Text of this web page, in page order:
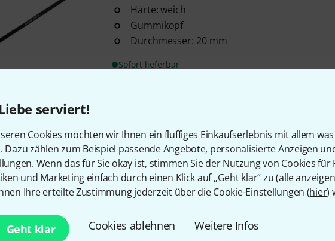
serviert!
Cookies möchten wir Ihnen ein fluffiges Einkaufserlebnis mit allem
Dazu zählen zum Beispiel passende Angebote, personalisierte Anzeigen
Wenn das für Sie okay ist, stimmen Sie der Nutzung von Cookies für
und Marketing einfach durch einen Klick auf „Geht klar“ zu (alle anzeigen
Ihre erteilte Zustimmung jederzeit über die Cookie-Einstellungen (hier)
Geht klar Cookies ablehnen Weitere Infos
Härte: weich
Gummikopf
Durchmesser: 20 mm
Sofort lieferbar
für alle Alt/Tenor Metallophone, Xylophone
Klangbausteine
Härte: hart
Kopf aus Garn
Sofort lieferbar